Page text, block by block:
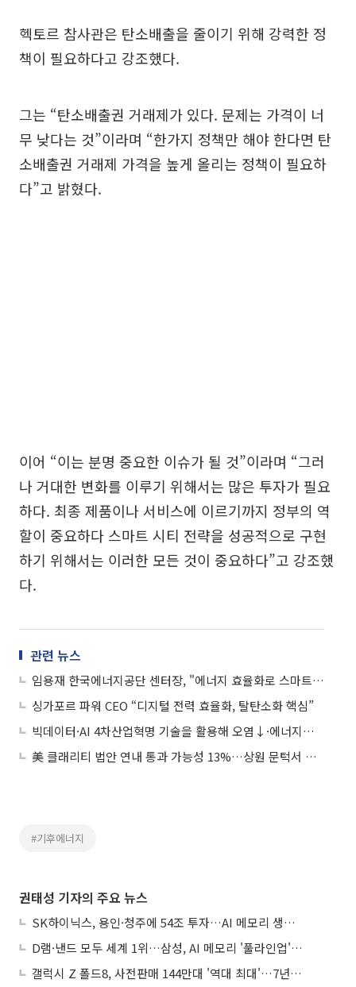
헥토르 참사관은 탄소배출을 줄이기 위해 강력한 정
책이 필요하다고 강조했다.
그는 “탄소배출권 거래제가 있다. 문제는 가격이 너
무 낮다는 것”이라며 “한가지 정책만 해야 한다면 탄
소배출권 거래제 가격을 높게 올리는 정책이 필요하
다”고 밝혔다.
이어 “이는 분명 중요한 이슈가 될 것”이라며 “그러
나 거대한 변화를 이루기 위해서는 많은 투자가 필요
하다. 최종 제품이나 서비스에 이르기까지 정부의 역
할이 중요하다 스마트 시티 전략을 성공적으로 구현
하기 위해서는 이러한 모든 것이 중요하다”고 강조했
다.
관련 뉴스
임용재 한국에너지공단 센터장, "에너지 효율화로 스마트시티 조성, 신산업 키운다"
싱가포르 파워 CEO “디지털 전력 효율화, 탈탄소화 핵심”
빅데이터·AI 4차산업혁명 기술을 활용해 오염↓·에너지효율↑
美 클래리티 법안 연내 통과 가능성 13%…상원 문턱서 제동
#기후에너지
권태성 기자의 주요 뉴스
SK하이닉스, 용인·청주에 54조 투자…AI 메모리 생산기지 키운다
D램·낸드 모두 세계 1위…삼성, AI 메모리 '풀라인업'으로 승부
갤럭시 Z 폴드8, 사전판매 144만대 '역대 최대'…7년만에 갤노트10 기록 넘어